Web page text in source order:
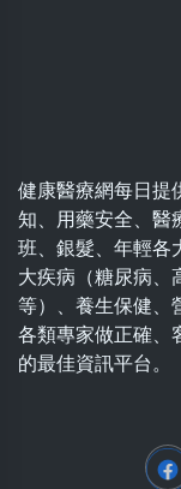
健康醫療網每日提
知、用藥安全、醫
班、銀髮、年輕各
大疾病（糖尿病、
等）、養生保健、
各類專家做正確、
的最佳資訊平台。